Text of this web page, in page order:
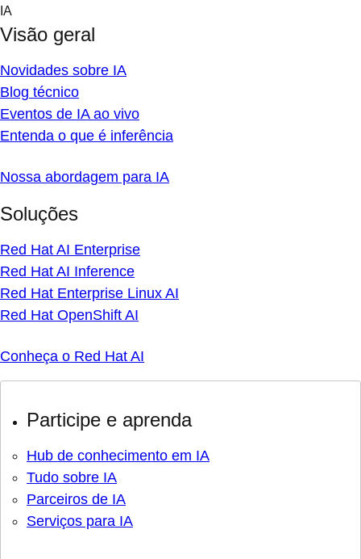
Skip
content
IA
Visão geral
Novidades sobre IA
Blog técnico
Eventos de IA ao vivo
Entenda o que é inferência
Nossa abordagem para IA
Soluções
Red Hat AI Enterprise
Red Hat AI Inference
Red Hat Enterprise Linux AI
Red Hat OpenShift AI
Conheça o Red Hat AI
Participe e aprenda
Hub de conhecimento em IA
Tudo sobre IA
Parceiros de IA
Serviços para IA